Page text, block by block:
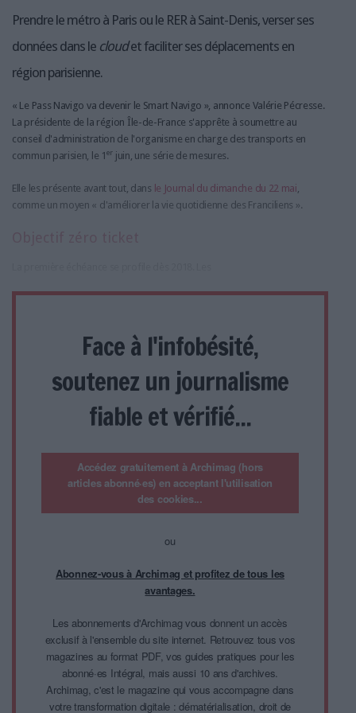
Prendre le métro à Paris ou le RER à Saint-Denis, verser ses
données dans le cloudet faciliter ses déplacements en
région parisienne.
« Le Pass Navigo va devenir le Smart Navigo », annonce Valérie Pécresse.
La présidente de la région Île-de-France s'apprête à soumettre au
conseil d'administration de l'organisme en charge des transports en
commun parisien, le 1er juin, une série de mesures.
Elle les présente avant tout, dans le Journal du dimanche du 22 mai
comme un moyen « d'améliorer la vie quotidienne des Franciliens ».
Objectif zéro ticket
Face à l'infobésité,
soutenez un journalisme
fiable et vérifié...
Accédez gratuitement à Archimag (hors
articles abonné·es) en acceptant l'utilisation
des cookies...
ou
Abonnez-vous à Archimag et profitez de tous les
avantages.
Les abonnements d'Archimag vous donnent un accès
exclusif à l'ensemble du site internet. Retrouvez tous vos
magazines au format PDF, vos guides pratiques pour les
abonné·es Intégral, mais aussi 10 ans d'archives.
Archimag, c'est le magazine qui vous accompagne dans
votre transformation digitale : dématérialisation, droit de